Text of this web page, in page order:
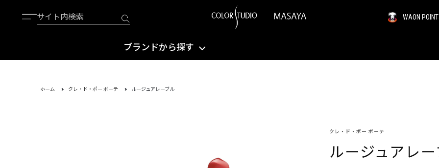
WAON
ブランドから探す
ホーム クレ・ド・ポー ボーテ ルージュアレーブル
クレ・ド・ポー ボーテ
ルージュアレー